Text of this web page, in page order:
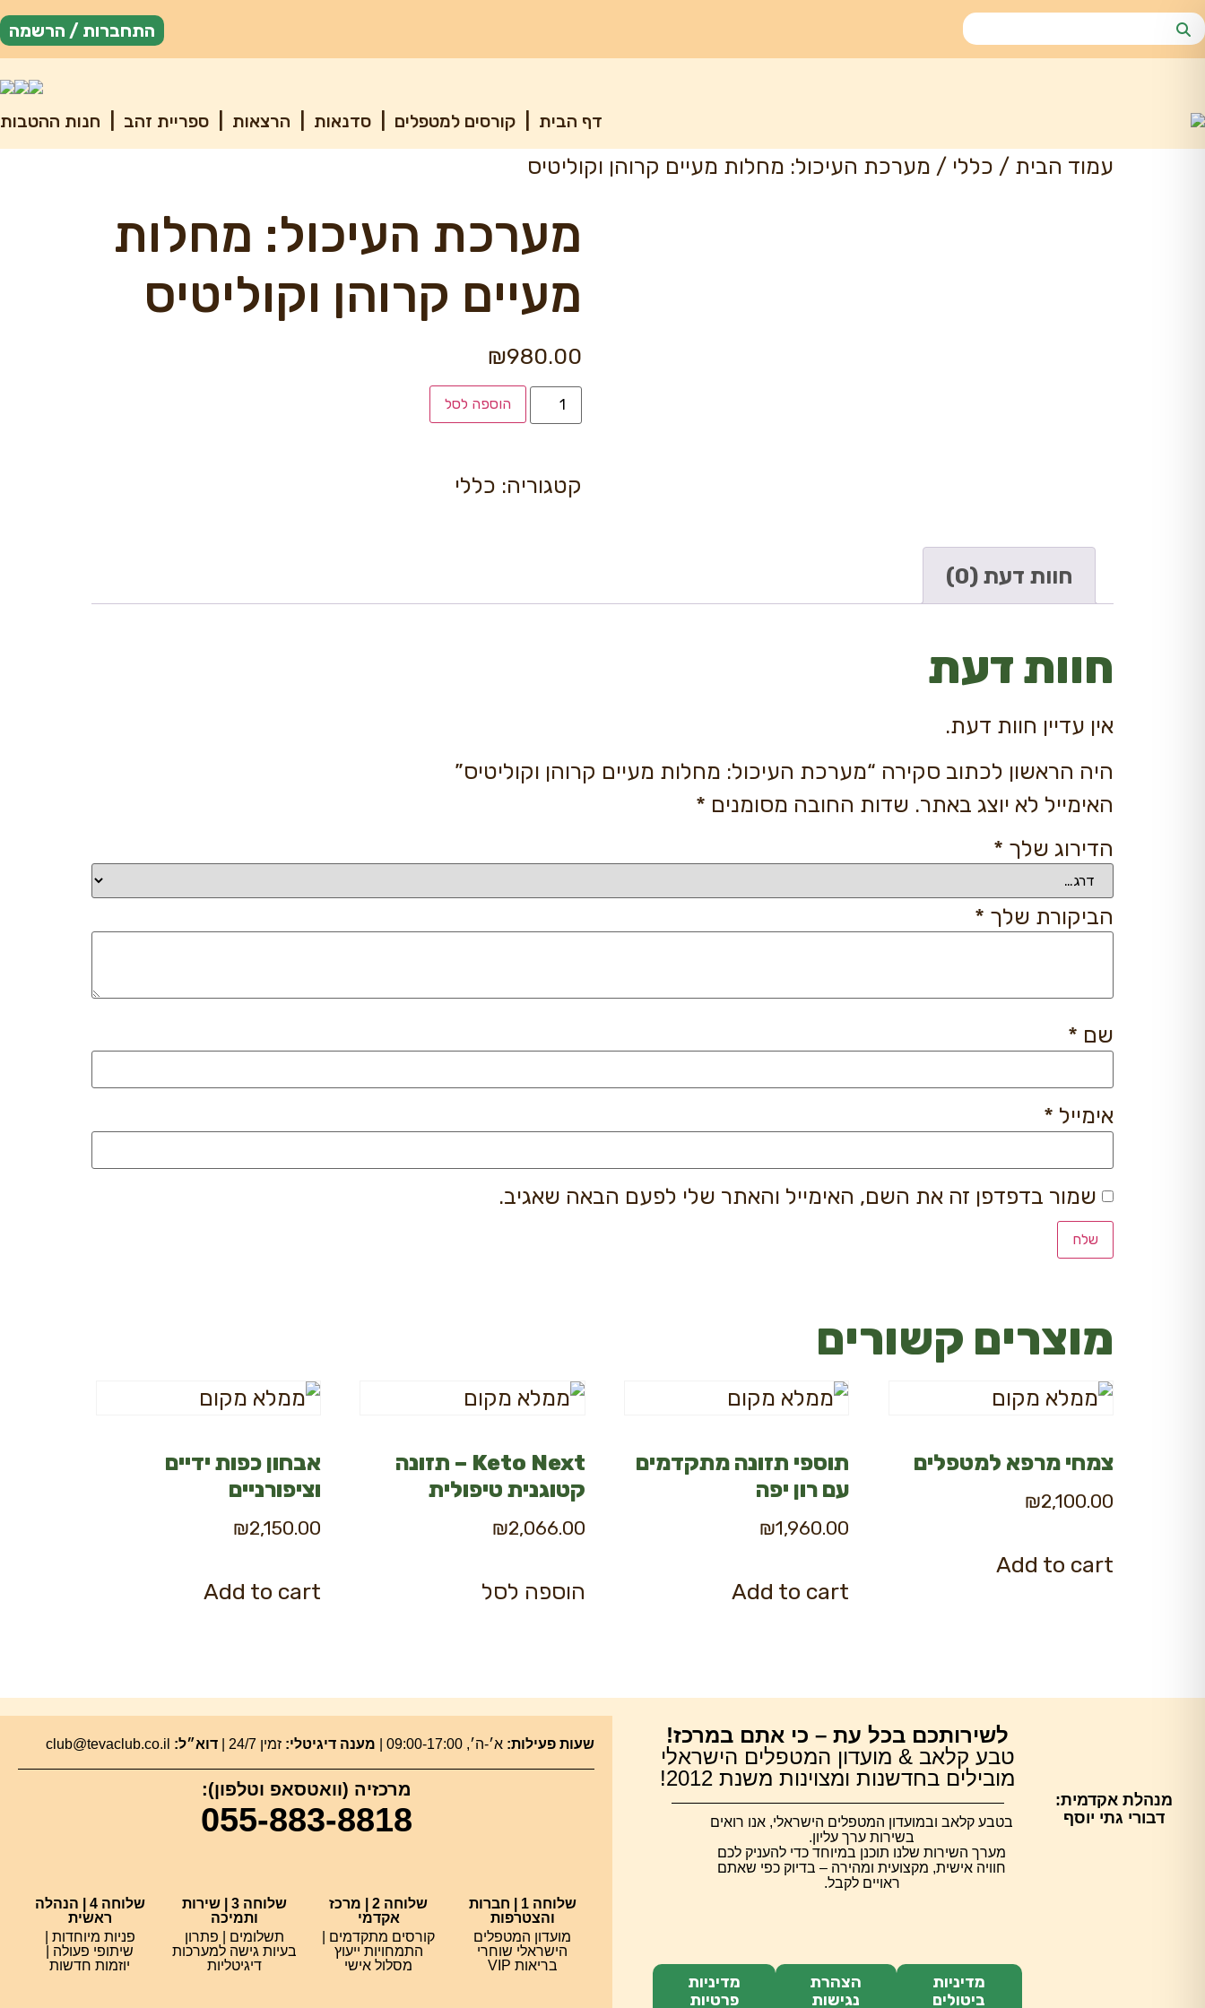
התחברות / הרשמה
דף הבית קורסים למטפלים סדנאות הרצאות ספריית זהב חנות ההטבות
עמוד הבית / כללי / מערכת העיכול: מחלות מעיים קרוהן וקוליטיס
מערכת העיכול: מחלות
מעיים קרוהן וקוליטיס
₪980.00
הוספה לסל
קטגוריה: כללי
חוות דעת (0)
חוות דעת
אין עדיין חוות דעת.
היה הראשון לכתוב סקירה “מערכת העיכול: מחלות מעיים קרוהן וקוליטיס”
האימייל לא יוצג באתר. שדות החובה מסומנים *
הדירוג שלך *
הביקורת שלך *
שם *
אימייל *
שמור בדפדפן זה את השם, האימייל והאתר שלי לפעם הבאה שאגיב.
מוצרים קשורים
צמחי מרפא למטפלים
₪2,100.00
Add to cart
תוספי תזונה מתקדמים
עם רון יפה
₪1,960.00
Add to cart
Keto Next – תזונה
קטוגנית טיפולית
₪2,066.00
הוספה לסל
אבחון כפות ידיים
וציפורניים
₪2,150.00
Add to cart
מנהלת אקדמית:
דבורי גתי יוסף
לשירותכם בכל עת – כי אתם במרכז!
טבע קלאב & מועדון המטפלים הישראלי
מובילים בחדשנות ומצוינות משנת 2012!
בטבע קלאב ובמועדון המטפלים הישראלי, אנו רואים
בשירות ערך עליון.
מערך השירות שלנו תוכנן במיוחד כדי להעניק לכם
חוויה אישית, מקצועית ומהירה – בדיוק כפי שאתם
ראויים לקבל.
מדיניות
ביטולים
הצהרת
נגישות
מדיניות
פרטיות
שעות פעילות: א׳-ה׳, 09:00-17:00 | מענה דיגיטלי: זמין 24/7 | דוא״ל:
מרכזיה (וואטסאפ וטלפון):
055-883-8818
שלוחה 1 | חברות
והצטרפות
מועדון המטפלים
הישראלי שוחרי
בריאות VIP
שלוחה 2 | מרכז
אקדמי
קורסים מתקדמים |
התמחויות ייעוץ
מסלול אישי
שלוחה 3 | שירות
ותמיכה
תשלומים | פתרון
בעיות גישה למערכות
דיגיטליות
שלוחה 4 | הנהלה
ראשית
פניות מיוחדות |
שיתופי פעולה |
יוזמות חדשות